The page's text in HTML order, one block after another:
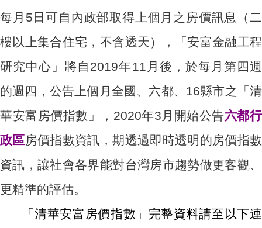
每月5日可自內政部取得上個月之房價訊息（二
樓以上集合住宅，不含透天），「安富金融工程
研究中心」將自2019年11月後，於每月第四週
的週四，公告上個月全國、六都、16縣市之「清
華安富房價指數」，2020年3月開始公告六都行
政區房價指數資訊，期透過即時透明的房價指數
資訊，讓社會各界能對台灣房市趨勢做更客觀、
更精準的評估。
「清華安富房價指數」完整資料請至以下連